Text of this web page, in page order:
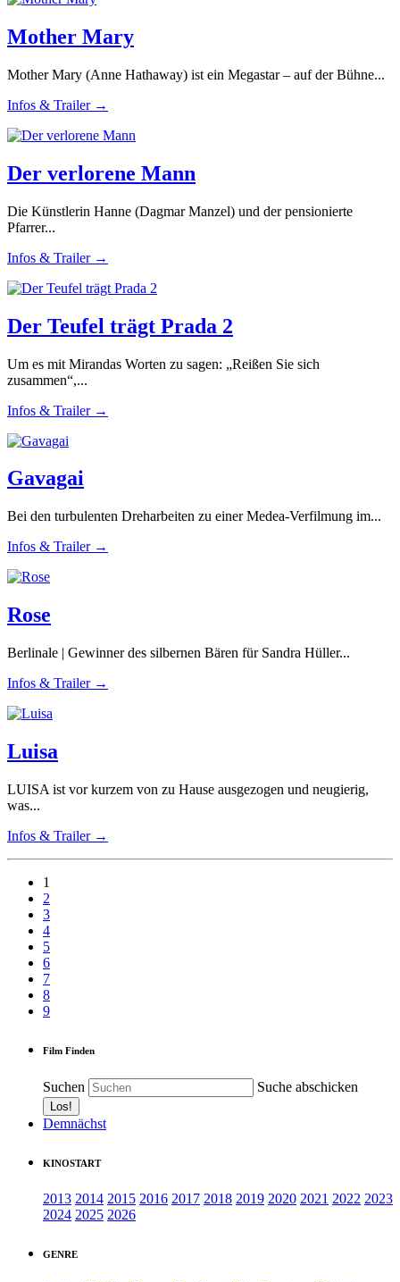
Mother Mary
Mother Mary (Anne Hathaway) ist ein Megastar – auf der Bühne...
Infos & Trailer →
Der verlorene Mann
Die Künstlerin Hanne (Dagmar Manzel) und der pensionierte
Pfarrer...
Infos & Trailer →
Der Teufel trägt Prada 2
Um es mit Mirandas Worten zu sagen: „Reißen Sie sich
zusammen“,...
Infos & Trailer →
Gavagai
Bei den turbulenten Dreharbeiten zu einer Medea-Verfilmung im...
Infos & Trailer →
Rose
Berlinale | Gewinner des silbernen Bären für Sandra Hüller...
Infos & Trailer →
Luisa
LUISA ist vor kurzem von zu Hause ausgezogen und neugierig,
was...
Infos & Trailer →
1
2
3
4
5
6
7
8
9
Film Finden
Suchen Suche abschicken
Demnächst
KINOSTART
2013 2014 2015 2016 2017 2018 2019 2020 2021 2022 2023
2024 2025 2026
GENRE